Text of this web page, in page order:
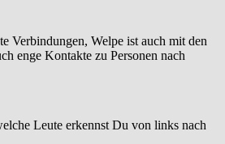
Verbindungen, Welpe ist auch mit den
enge Kontakte zu Personen nach
Leute erkennst Du von links nach